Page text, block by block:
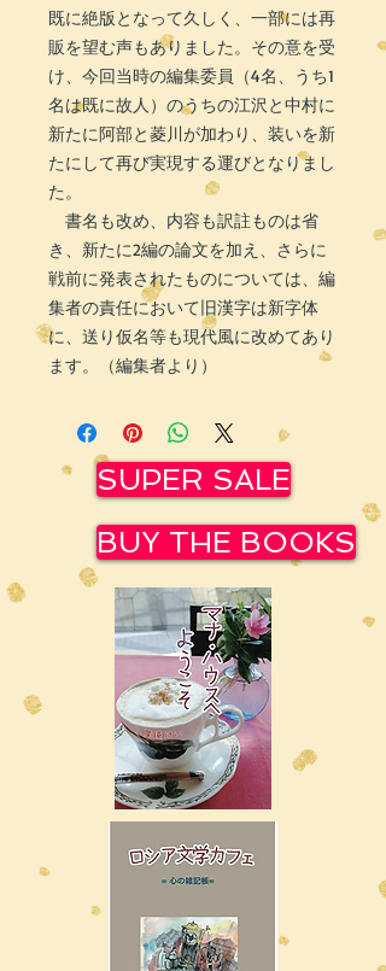
既に絶版となって久しく、一部には再
販を望む声もありました。その意を受
け、今回当時の編集委員（4名、うち1
名は既に故人）のうちの江沢と中村に
新たに阿部と菱川が加わり、装いを新
たにして再び実現する運びとなりまし
た。
書名も改め、内容も訳註ものは省
き、新たに2編の論文を加え、さらに
戦前に発表されたものについては、編
集者の責任において旧漢字は新字体
に、送り仮名等も現代風に改めてあり
ます。（編集者より）
SUPER SALE
BUY THE BOOKS